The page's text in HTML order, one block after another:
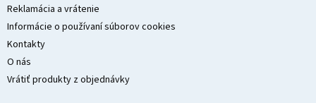
Reklamácia a vrátenie
Informácie o používaní súborov cookies
Kontakty
O nás
Vrátiť produkty z objednávky